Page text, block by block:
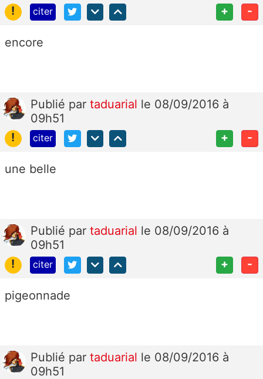
!
citer + -
encore
Publié par taduarial le 08/09/2016 à
09h51
!
citer + -
une belle
Publié par taduarial le 08/09/2016 à
09h51
!
citer + -
pigeonnade
Publié par taduarial le 08/09/2016 à
09h51